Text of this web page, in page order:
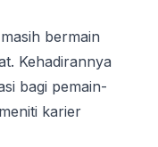
bermain
Kehadirannya
bagi pemain-
karier